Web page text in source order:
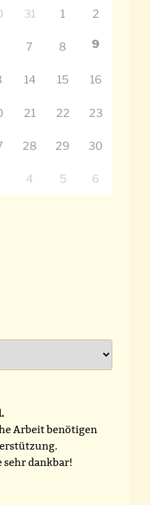
31 1 2
7 8 9
14 15 16
21 22 23
28 29 30
4 5 6
Arbeit benötigen
sehr dankbar!